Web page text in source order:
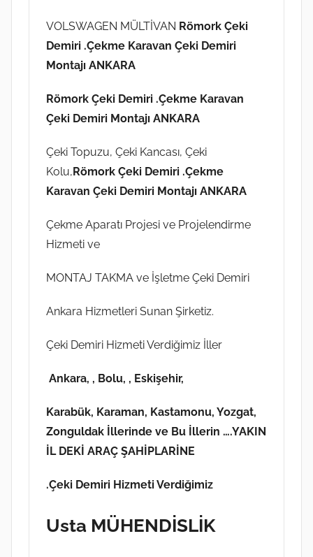
VOLSWAGEN MÜLTİVAN Römork Çeki
Demiri .Çekme Karavan Çeki Demiri
Montajı ANKARA
Römork Çeki Demiri .Çekme Karavan
Çeki Demiri Montajı ANKARA
Çeki Topuzu, Çeki Kancası, Çeki
Kolu,Römork Çeki Demiri .Çekme
Karavan Çeki Demiri Montajı ANKARA
Çekme Aparatı Projesi ve Projelendirme
Hizmeti ve
MONTAJ TAKMA ve İşletme Çeki Demiri
Ankara Hizmetleri Sunan Şirketiz.
Çeki Demiri Hizmeti Verdiğimiz İller
Ankara, , Bolu, , Eskişehir,
Karabük, Karaman, Kastamonu, Yozgat,
Zonguldak İllerinde ve Bu İllerin ….YAKIN
İL DEKİ ARAÇ ŞAHİPLARİNE
.Çeki Demiri Hizmeti Verdiğimiz
Usta MÜHENDİSLİK